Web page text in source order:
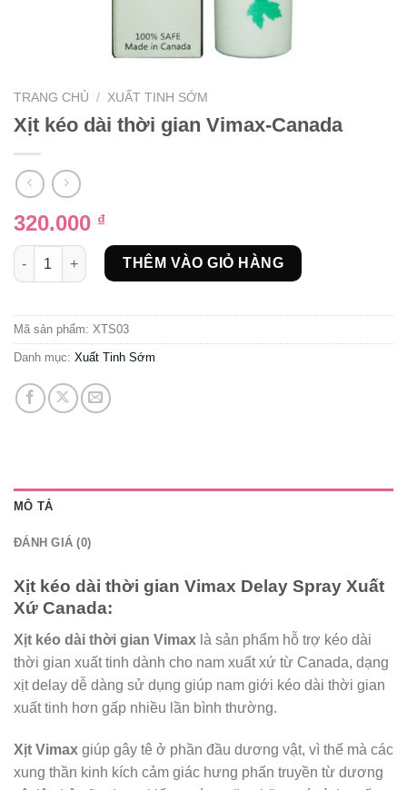
TRANG CHỦ / XUẤT TINH SỚM
Xịt kéo dài thời gian Vimax-Canada
320.000 ₫
Xịt kéo dài thời gian Vimax-Canada số lượng
THÊM VÀO GIỎ HÀNG
Mã sản phẩm: XTS03
Danh mục: Xuất Tinh Sớm
MÔ TẢ
ĐÁNH GIÁ (0)
Xịt kéo dài thời gian Vimax Delay Spray Xuất
Xứ Canada:
Xịt kéo dài thời gian Vimax là sản phẩm hỗ trợ kéo dài
thời gian xuất tinh dành cho nam xuất xứ từ Canada, dạng
xịt delay dễ dàng sử dụng giúp nam giới kéo dài thời gian
xuất tinh hơn gấp nhiều lần bình thường.
Xịt Vimax giúp gây tê ở phần đầu dương vật, vì thế mà các
xung thần kinh kích cảm giác hưng phấn truyền từ dương